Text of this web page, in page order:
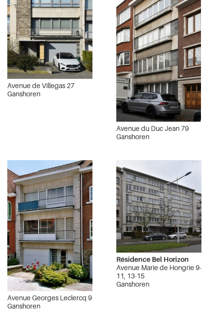
Avenue de Villegas 27
Ganshoren
Avenue du Duc Jean 79
Ganshoren
Avenue Georges Leclercq 9
Ganshoren
Résidence Bel Horizon
Avenue Marie de Hongrie 9-
11, 13-15
Ganshoren